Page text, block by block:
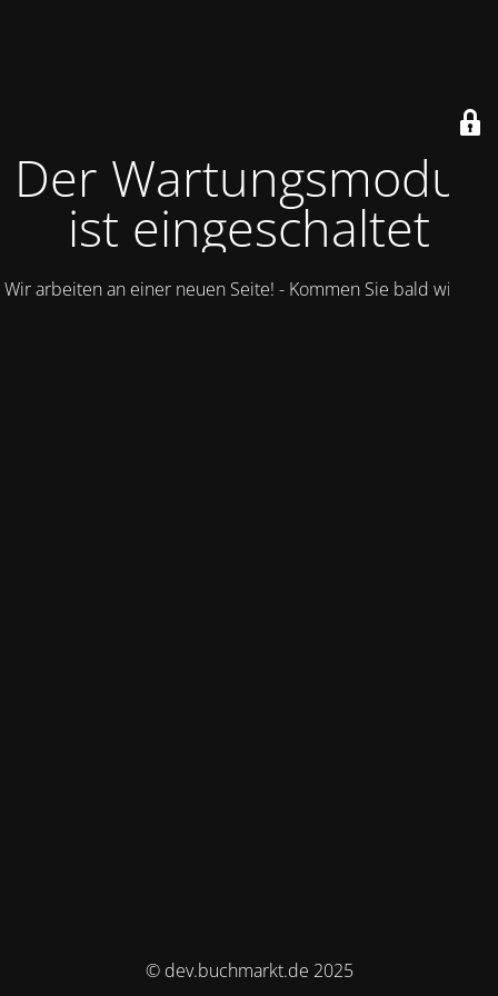
Der Wartungsmodus
ist eingeschaltet
Wir arbeiten an einer neuen Seite! - Kommen Sie bald wieder.
© dev.buchmarkt.de 2025